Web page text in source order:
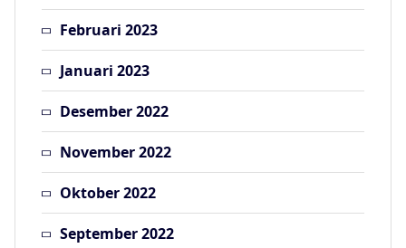
Februari 2023
Januari 2023
Desember 2022
November 2022
Oktober 2022
September 2022